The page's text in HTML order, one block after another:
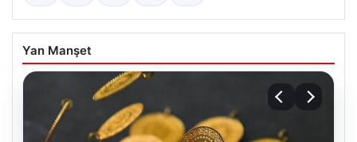
Yan Manşet